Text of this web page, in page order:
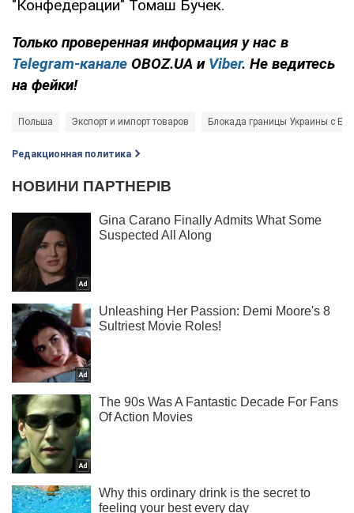
"Конфедерации" Томаш Бучек.
Только проверенная информация у нас в
Telegram-канале OBOZ.UA и Viber. Не ведитесь
на фейки!
Польша Экспорт и импорт товаров Блокада границы Украины с ЕС
Редакционная политика